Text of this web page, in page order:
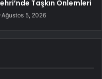
Taşkın Önlemleri
Ağustos 5, 2026